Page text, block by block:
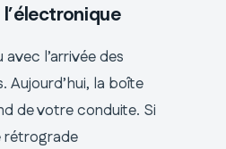
l’arrivée des
Aujourd’hui, la boîte
de votre conduite. Si
rétrograde